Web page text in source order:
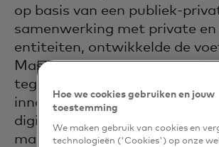
op basis van een publiek-
samenwerking met private en
entiteiten, ontwikkelde de
Mastercard-diensten en
tegelijkertijd op het stimuleren
innovatie en het versnellen van
digitalisering van alle
markt.
Hoe we cookies gebruiken en jouw
toestemming
We maken gebruik van cookies en
technologieën ('Cookies') op onze